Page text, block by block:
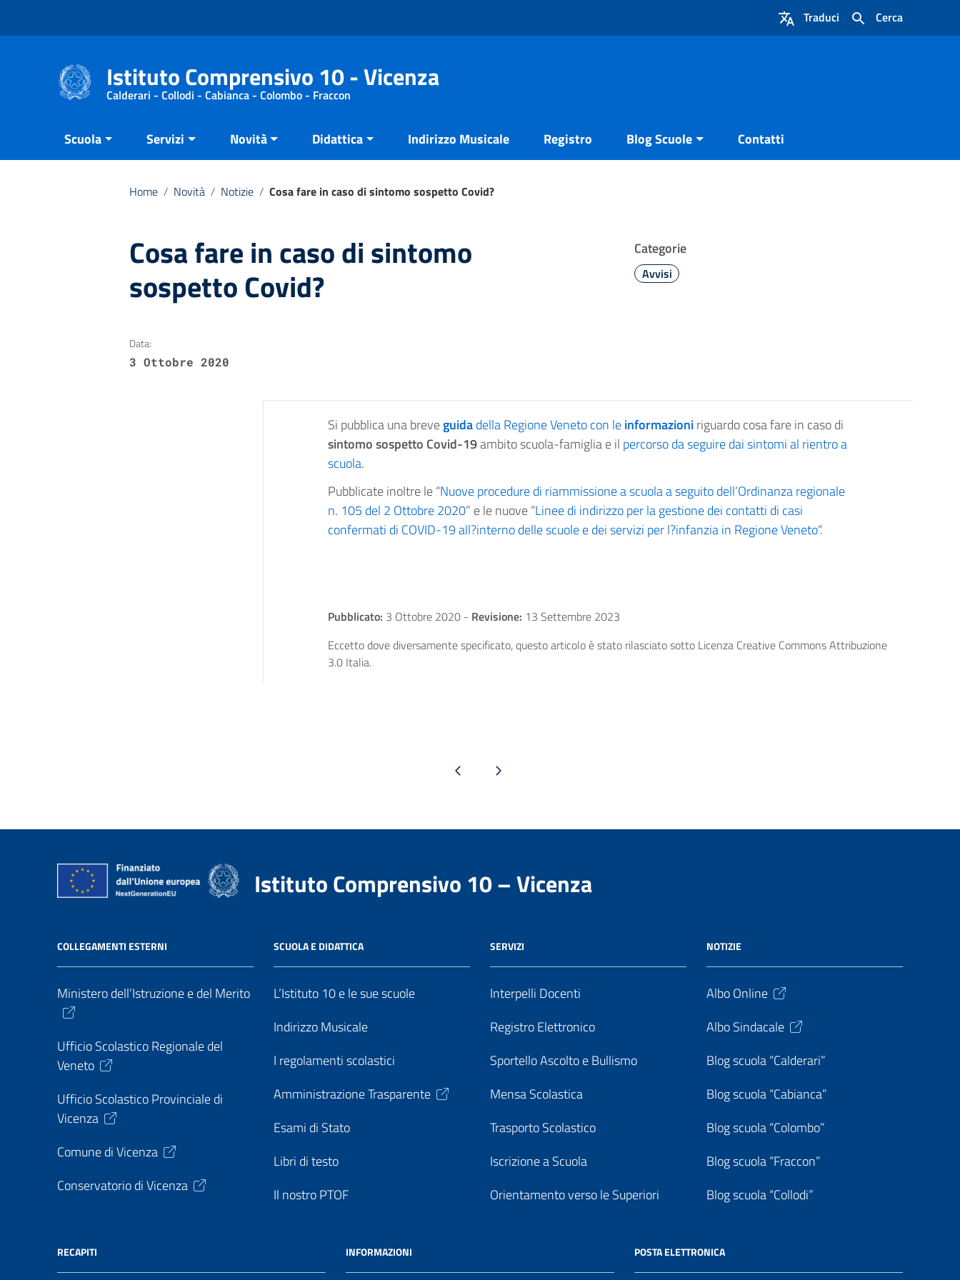
Cerca
Traduci
Istituto Comprensivo 10 - Vicenza
Calderari - Collodi - Cabianca - Colombo - Fraccon
Scuola Servizi Novità Didattica Indirizzo Musicale Registro Blog Scuole Contatti
Home / Novità / Notizie / Cosa fare in caso di sintomo sospetto Covid?
Cosa fare in caso di sintomo
sospetto Covid?
Categorie
Avvisi
Data:
3 Ottobre 2020
Si pubblica una breveguidadella Regione Veneto con leinformazioniriguardo cosa fare in caso di
sintomo sospetto Covid-19ambito scuola-famiglia e il percorso da seguire dai sintomi al rientro a
scuola.
Pubblicate inoltre le “Nuove procedure di riammissione a scuola a seguito dell’Ordinanza regionale
n. 105 del 2 Ottobre 2020” e le nuove “Linee di indirizzo per la gestione dei contatti di casi
confermati di COVID-19 all?interno delle scuole e dei servizi per l?infanzia in Regione Veneto“.
Pubblicato: 3 Ottobre 2020 - Revisione: 13 Settembre 2023
Eccetto dove diversamente specificato, questo articolo è stato rilasciato sotto Licenza Creative Commons Attribuzione
3.0 Italia.
Pagina precedentePagina successiva
Istituto Comprensivo 10 – Vicenza
COLLEGAMENTI ESTERNI
Ministero dell’Istruzione e del Merito
Ufficio Scolastico Regionale del
Veneto
Ufficio Scolastico Provinciale di
Vicenza
Comune di Vicenza
Conservatorio di Vicenza
SCUOLA E DIDATTICA
L’Istituto 10 e le sue scuole
Indirizzo Musicale
I regolamenti scolastici
Amministrazione Trasparente
Esami di Stato
Libri di testo
Il nostro PTOF
SERVIZI
Interpelli Docenti
Registro Elettronico
Sportello Ascolto e Bullismo
Mensa Scolastica
Trasporto Scolastico
Iscrizione a Scuola
Orientamento verso le Superiori
NOTIZIE
Albo Online
Albo Sindacale
Blog scuola “Calderari”
Blog scuola “Cabianca”
Blog scuola “Colombo”
Blog scuola “Fraccon”
Blog scuola “Collodi”
RECAPITI INFORMAZIONI POSTA ELETTRONICA